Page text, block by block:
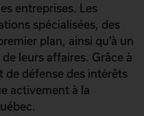
entreprises. Les
spécialisées, des
plan, ainsi qu’à un
leurs affaires. Grâce à
de défense des intérêts
activement à la